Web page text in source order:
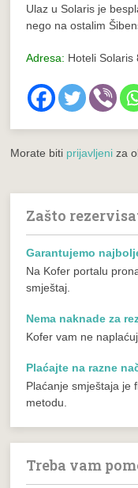
Ulaz u Solaris je
nego na ostalim
Adresa: Hoteli Solaris
Morate biti prijavljeni za
Zašto
Garantujemo
Na Kofer portalu
smještaj.
Nema naknade za
Kofer vam ne
Plaćajte na razne
Plaćanje smještaja je
metodu.
Treba vam